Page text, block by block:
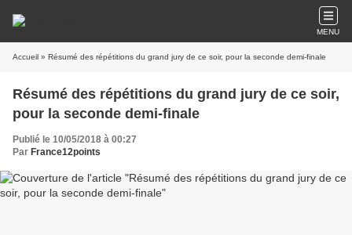
MENU
Accueil » Résumé des répétitions du grand jury de ce soir, pour la seconde demi-finale
Résumé des répétitions du grand jury de ce soir,
pour la seconde demi-finale
Publié le 10/05/2018 à 00:27
Par France12points